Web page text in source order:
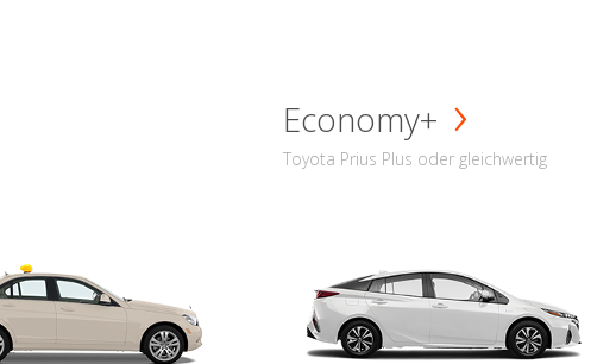
Economy+
Toyota Prius Plus oder gleichwertig